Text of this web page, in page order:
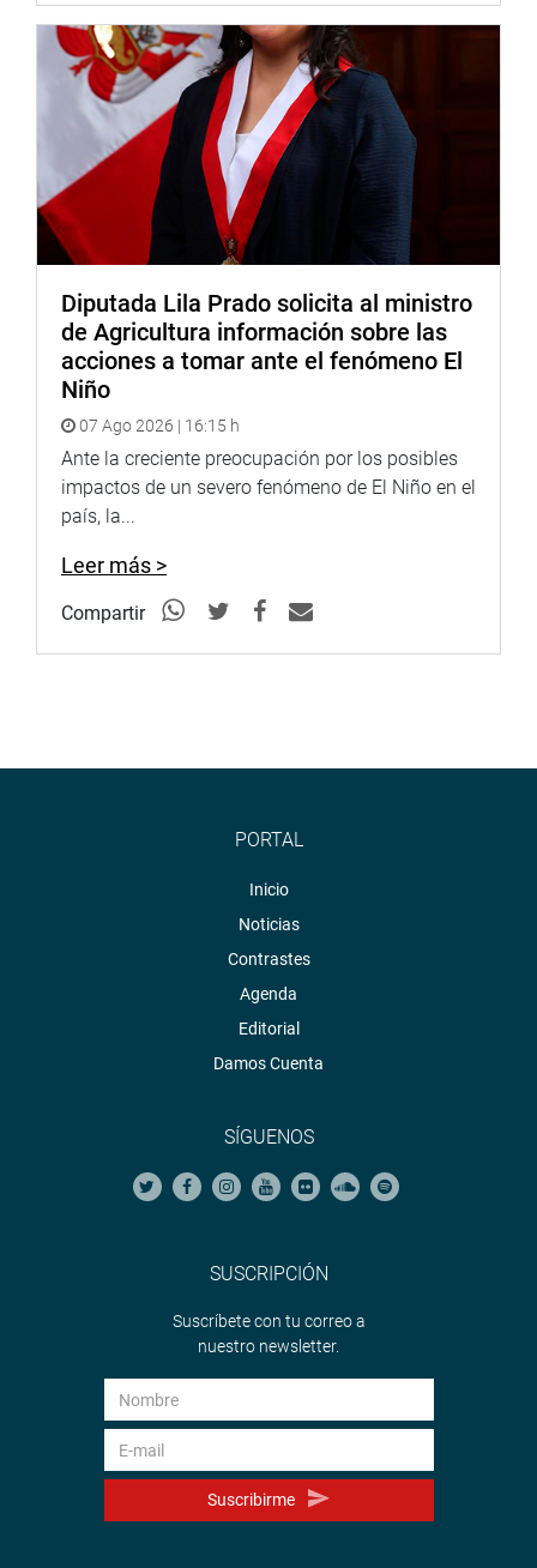
Diputada Lila Prado solicita al ministro
de Agricultura información sobre las
acciones a tomar ante el fenómeno El
Niño
07 Ago 2026 | 16:15 h
Ante la creciente preocupación por los posibles
impactos de un severo fenómeno de El Niño en el
país, la...
Leer más >
Compartir
PORTAL
Inicio
Noticias
Contrastes
Agenda
Editorial
Damos Cuenta
SÍGUENOS
SUSCRIPCIÓN
Suscríbete con tu correo a
nuestro newsletter.
Suscribirme